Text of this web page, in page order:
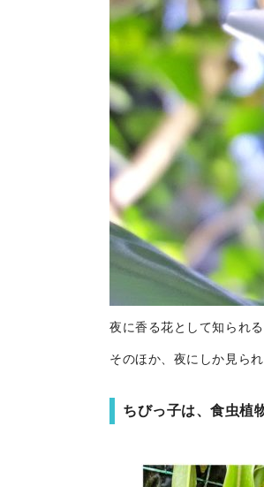
夜に香る花として知られ
そのほか、夜にしか見ら
ちびっ子は、食虫植